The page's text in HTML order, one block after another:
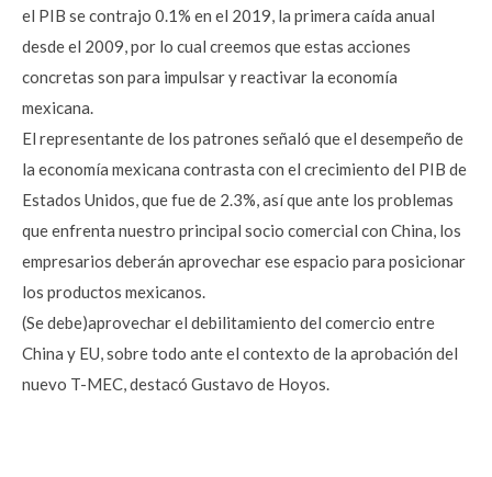
el PIB se contrajo 0.1% en el 2019, la primera caída anual
desde el 2009, por lo cual creemos que estas acciones
concretas son para impulsar y reactivar la economía
mexicana.
El representante de los patrones señaló que el desempeño de
la economía mexicana contrasta con el crecimiento del PIB de
Estados Unidos, que fue de 2.3%, así que ante los problemas
que enfrenta nuestro principal socio comercial con China, los
empresarios deberán aprovechar ese espacio para posicionar
los productos mexicanos.
(Se debe)aprovechar el debilitamiento del comercio entre
China y EU, sobre todo ante el contexto de la aprobación del
nuevo T-MEC, destacó Gustavo de Hoyos.